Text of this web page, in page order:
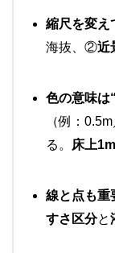
縮尺を変え
海抜、②近
色の意味は
（例：
る。
床上
線と点も重
すさ区分と